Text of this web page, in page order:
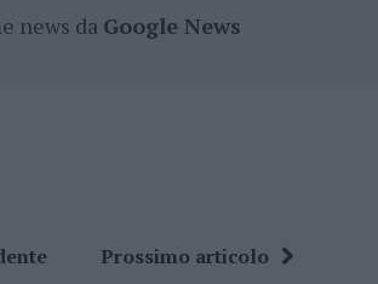
news da Google News
Prossimo articolo